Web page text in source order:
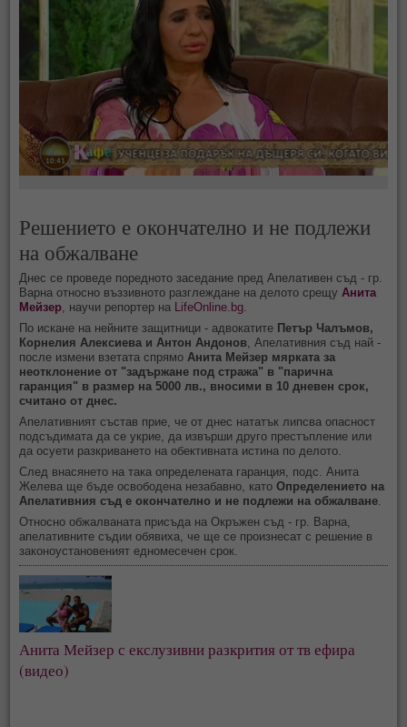
Решението е окончателно и не подлежи
на обжалване
Днес се проведе поредното заседание пред Апелативен съд - гр.
Варна относно въззивното разглеждане на делото срещуАнита
Мейзер, научи репортер на LifeOnline.bg.
По искане на нейните защитници - адвокатите Петър Чалъмов,
Корнелия Алексиева и Антон Андонов, Апелативния съд най -
после измени взетата спрямоАнита Мейзер мярката за
неотклонение от "задържане под стража" в "парична
гаранция" в размер на 5000 лв., вносими в 10 дневен срок,
считано от днес.
Апелативният състав прие, че от днес нататък липсва опасност
подсъдимата да се укрие, да извърши друго престъпление или
да осуети разкриването на обективната истина по делото.
След внасянето на така определената гаранция, подс. Анита
Желева ще бъде освободена незабавно, катоОпределението на
Апелативния съд е окончателно и не подлежи на обжалване.
Относно обжалваната присъда на Окръжен съд - гр. Варна,
апелативните съдии обявиха, че ще се произнесат с решение в
законоустановеният едномесечен срок.
Анита Мейзер с екслузивни разкрития от тв ефира
(видео)